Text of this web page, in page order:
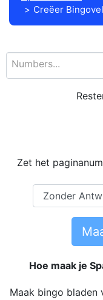
Creëer
Zet het
Hoe maak je
Maak bingo bladen